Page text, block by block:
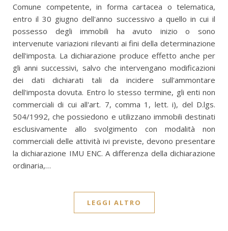
Comune competente, in forma cartacea o telematica,
entro il 30 giugno dell'anno successivo a quello in cui il
possesso degli immobili ha avuto inizio o sono
intervenute variazioni rilevanti ai fini della determinazione
dell'imposta. La dichiarazione produce effetto anche per
gli anni successivi, salvo che intervengano modificazioni
dei dati dichiarati tali da incidere sull'ammontare
dell'imposta dovuta. Entro lo stesso termine, gli enti non
commerciali di cui all'art. 7, comma 1, lett. i), del D.lgs.
504/1992, che possiedono e utilizzano immobili destinati
esclusivamente allo svolgimento con modalità non
commerciali delle attività ivi previste, devono presentare
la dichiarazione IMU ENC. A differenza della dichiarazione
ordinaria,…
LEGGI ALTRO